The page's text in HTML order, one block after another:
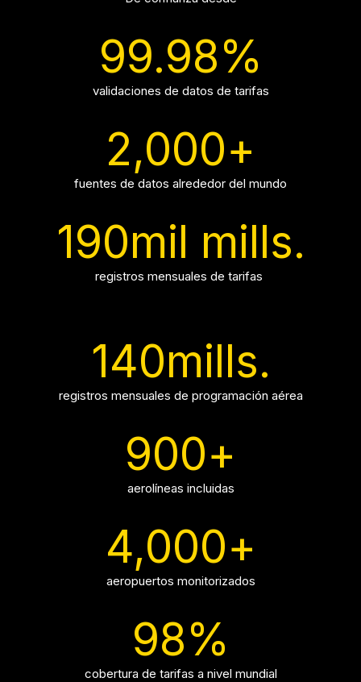
99.98%
validaciones de datos de tarifas
2,000+
fuentes de datos alrededor del mundo
190mil mills.
registros mensuales de tarifas
140mills.
registros mensuales de programación aérea
900+
aerolíneas incluidas
4,000+
aeropuertos monitorizados
98%
cobertura de tarifas a nivel mundial